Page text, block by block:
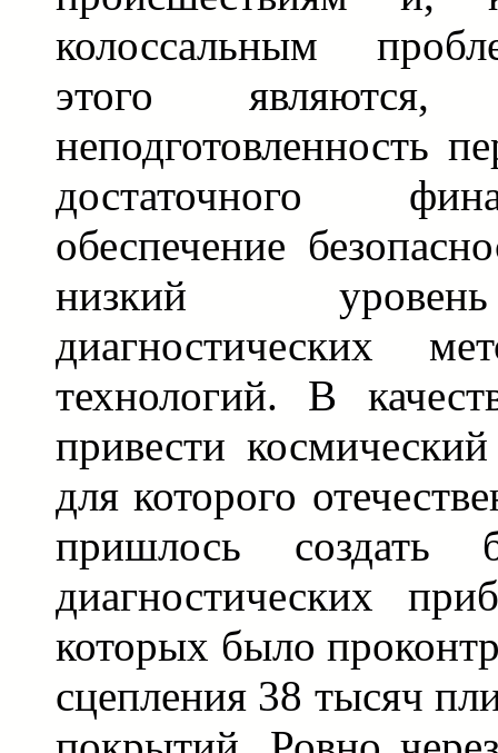
колоссальным
этого
неподготовленность
достаточного
обеспечение
низкий
диагностических
технологий. В
привести
для которого
пришлось создать
диагностических
которых было
сцепления 38 тысяч